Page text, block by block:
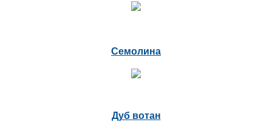
Семолина
Дуб вотан